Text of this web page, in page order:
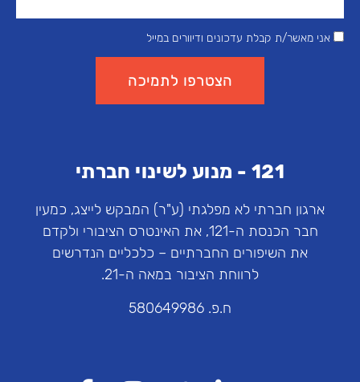
אני מאשר/ת קבלת עדכונים ודיוורים במייל
הצטרפו לתמיכה
121 - מנוע לשינוי חברתי
ארגון חברתי לא מפלגתי (ע"ר) המבקש לייצג, כמעין
חבר הכנסת ה-121, את האינטרס הציבורי ולקדם
את השיפורים החברתיים – כלכליים הנדרשים
לרווחת הציבור במאה ה-21.
ח.פ. 580649986